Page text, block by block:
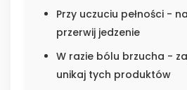
Przy uczuciu pełności -
przerwij jedzenie
W razie bólu brzucha -
unikaj tych produktów